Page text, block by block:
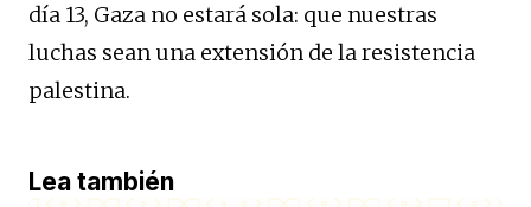
día 13, Gaza no estará sola: que nuestras
luchas sean una extensión de la resistencia
palestina.
Lea también